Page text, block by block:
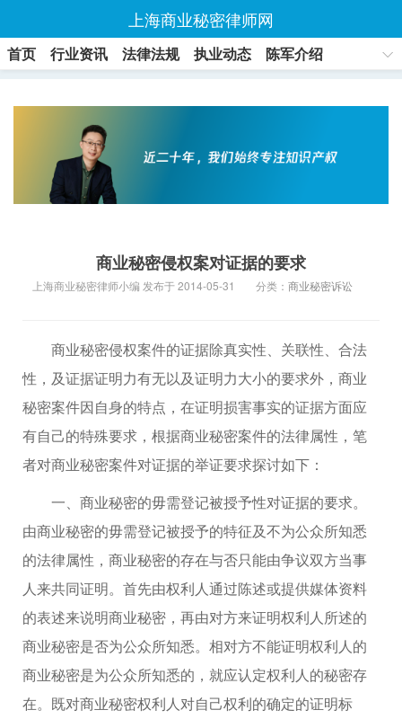
上海商业秘密律师网
首页 行业资讯 法律法规 执业动态
陈军介绍
商业秘密侵权案对证据的要求
上海商业秘密律师小编 发布于 2014-05-31 分类： 商业秘密诉讼
商业秘密侵权案件的证据除真实性、关联性、合法
性，及证据证明力有无以及证明力大小的要求外，商业
秘密案件因自身的特点，在证明损害事实的证据方面应
有自己的特殊要求，根据商业秘密案件的法律属性，笔
者对商业秘密案件对证据的举证要求探讨如下：
一、商业秘密的毋需登记被授予性对证据的要求。
由商业秘密的毋需登记被授予的特征及不为公众所知悉
的法律属性，商业秘密的存在与否只能由争议双方当事
人来共同证明。首先由权利人通过陈述或提供媒体资料
的表述来说明商业秘密，再由对方来证明权利人所述的
商业秘密是否为公众所知悉。相对方不能证明权利人的
商业秘密是为公众所知悉的，就应认定权利人的秘密存
在。既对商业秘密权利人对自己权利的确定的证明标